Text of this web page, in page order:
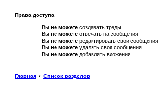
Права доступа
Вы не можете создавать треды
Вы не можете отвечать на сообщения
Вы не можете редактировать свои сообщения
Вы не можете удалять свои сообщения
Вы не можете добавлять вложения
Главная Список разделов